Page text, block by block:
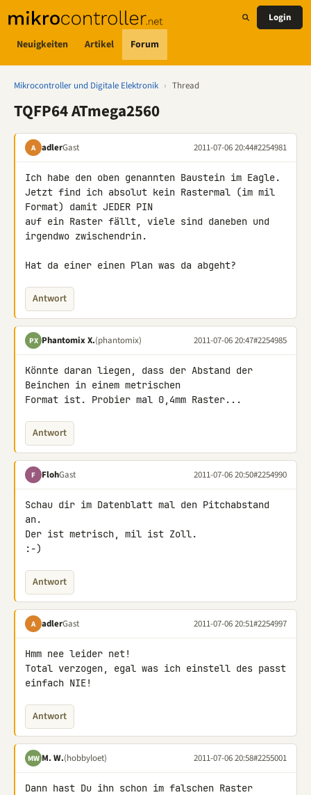
Neuigkeiten Artikel Forum
Login
Mikrocontroller und Digitale Elektronik › Thread
TQFP64 ATmega2560
A adlerGast 2011-07-06 20:44#2254981
Ich habe den oben genannten Baustein im Eagle.
Jetzt find ich absolut kein Rastermal (im mil
Format) damit JEDER PIN
auf ein Raster fällt, viele sind daneben und
irgendwo zwischendrin.
Hat da einer einen Plan was da abgeht?
Antwort
PX Phantomix X.(phantomix) 2011-07-06 20:47#2254985
Könnte daran liegen, dass der Abstand der
Beinchen in einem metrischen
Format ist. Probier mal 0,4mm Raster...
Antwort
F FlohGast 2011-07-06 20:50#2254990
Schau dir im Datenblatt mal den Pitchabstand
an.
Der ist metrisch, mil ist Zoll.
:-)
Antwort
A adlerGast 2011-07-06 20:51#2254997
Hmm nee leider net!
Total verzogen, egal was ich einstell des passt
einfach NIE!
Antwort
MW M. W.(hobbyloet) 2011-07-06 20:58#2255001
Dann hast Du ihn schon im falschen Raster